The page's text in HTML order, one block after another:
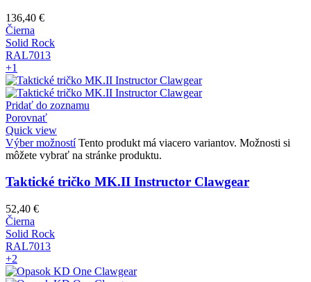
136,40 €
Čierna
Solid Rock
RAL7013
+1
Pridať do zoznamu
Porovnať
Quick view
Výber možností Tento produkt má viacero variantov. Možnosti si
môžete vybrať na stránke produktu.
Taktické tričko MK.II Instructor Clawgear
52,40 €
Čierna
Solid Rock
RAL7013
+2